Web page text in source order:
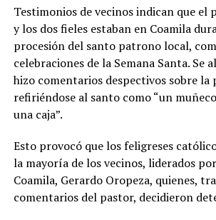
Testimonios de vecinos indican que el
y los dos fieles estaban en Coamila
procesión del santo patrono local,
celebraciones de la Semana Santa. Se
hizo comentarios despectivos sobre la
refiriéndose al santo como “un
una caja”.
Esto provocó que los feligreses
la mayoría de los vecinos, liderados
Coamila, Gerardo Oropeza, quienes,
comentarios del pastor, decidieron